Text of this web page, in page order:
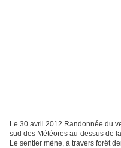
Le 30 avril 2012 Randonnée du
sud des Météores au-dessus de
Le sentier mène, à travers forêt